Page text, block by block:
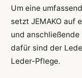
Um eine
setzt JEMAKO auf
und
dafür sind der
Leder-Pflege.